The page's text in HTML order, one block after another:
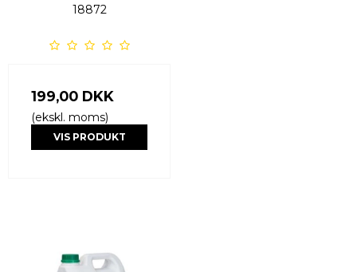
18872
199,00 DKK
(ekskl. moms)
VIS PRODUKT